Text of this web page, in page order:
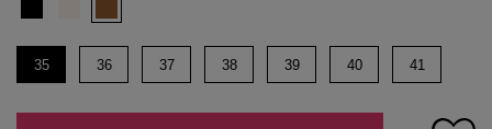
35 36 37 38 39 40 41